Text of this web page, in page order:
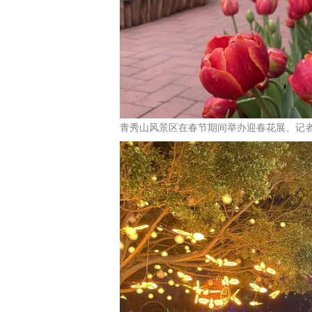
青秀山风景区在春节期间举办迎春花展。记